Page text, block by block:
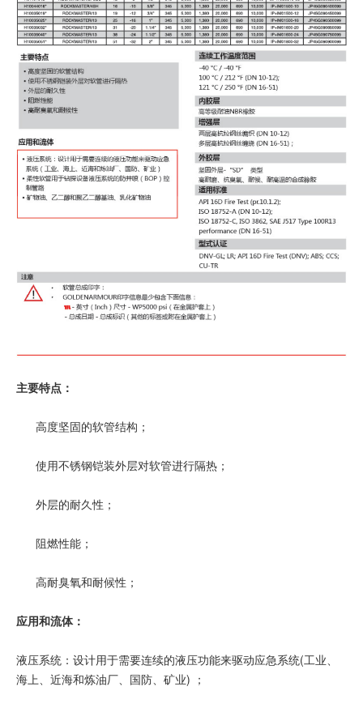
主要特点：
高度坚固的软管结构；
使用不锈钢铠装外层对软管进行隔热；
外层的耐久性；
阻燃性能；
高耐臭氧和耐候性；
应用和流体：
液压系统：设计用于需要连续的液压功能来驱动应急系统(工业、
海上、近海和炼油厂、国防、矿业) ；